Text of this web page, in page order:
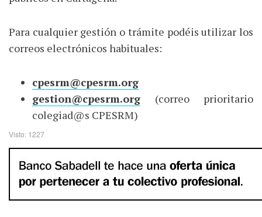
Para cualquier gestión o trámite podéis utilizar los
correos electrónicos habituales:
cpesrm@cpesrm.org
gestion@cpesrm.org (correo prioritario
colegiad@s CPESRM)
Visto: 1227